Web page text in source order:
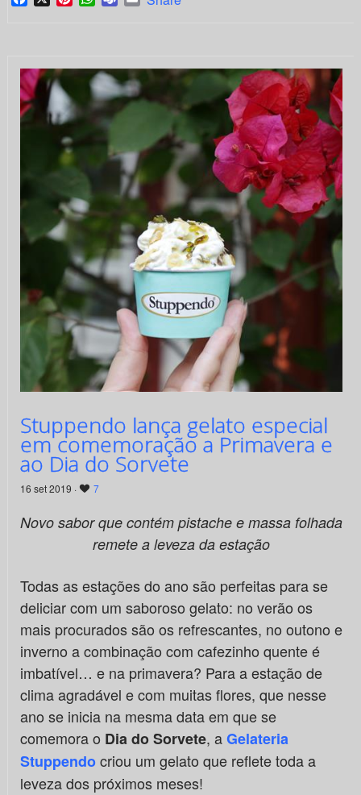
Stuppendo lança gelato especial
em comemoração a Primavera e
ao Dia do Sorvete
16 set 2019 · 7
Novo sabor que contém pistache e massa folhada
remete a leveza da estação
Todas as estações do ano são perfeitas para se
deliciar com um saboroso gelato: no verão os
mais procurados são os refrescantes, no outono e
inverno a combinação com cafezinho quente é
imbatível… e na primavera? Para a estação de
clima agradável e com muitas flores, que nesse
ano se inicia na mesma data em que se
comemora o Dia do Sorvete, aGelateria
Stuppendocriou um gelato que reflete toda a
leveza dos próximos meses!